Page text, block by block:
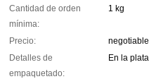
Cantidad de orden
mínima:
1 kg
Precio:
negotiable
Detalles de
empaquetado:
En la